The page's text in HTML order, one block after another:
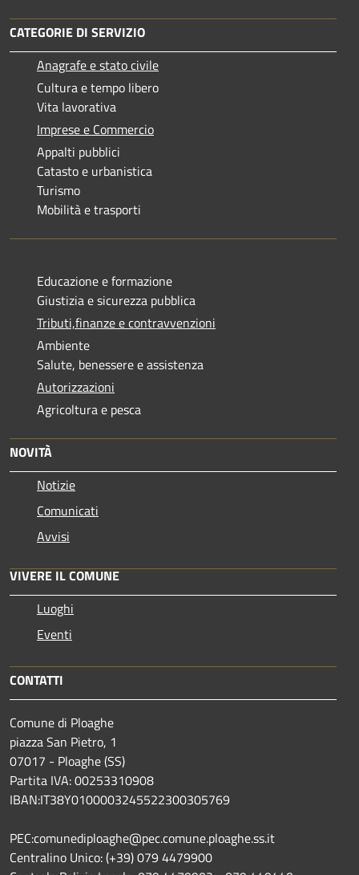
CATEGORIE DI SERVIZIO
Anagrafe e stato civile
Cultura e tempo libero
Vita lavorativa
Imprese e Commercio
Appalti pubblici
Catasto e urbanistica
Turismo
Mobilità e trasporti
Educazione e formazione
Giustizia e sicurezza pubblica
Tributi,finanze e contravvenzioni
Ambiente
Salute, benessere e assistenza
Autorizzazioni
Agricoltura e pesca
NOVITÀ
Notizie
Comunicati
Avvisi
VIVERE IL COMUNE
Luoghi
Eventi
CONTATTI
Comune di Ploaghe
piazza San Pietro, 1
07017 - Ploaghe (SS)
Partita IVA: 00253310908
IBAN:IT38Y0100003245522300305769
PEC:comunediploaghe@pec.comune.ploaghe.ss.it
Centralino Unico: (+39) 079 4479900